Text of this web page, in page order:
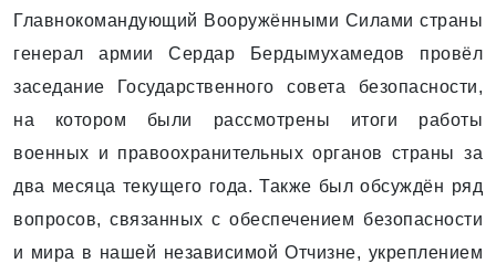
Главнокомандующий Вооружёнными Силами страны
генерал армии Сердар Бердымухамедов провёл
заседание Государственного совета безопасности,
на котором были рассмотрены итоги работы
военных и правоохранительных органов страны за
два месяца текущего года. Также был обсуждён ряд
вопросов, связанных с обеспечением безопасности
и мира в нашей ­независимой Отчизне, укреплением